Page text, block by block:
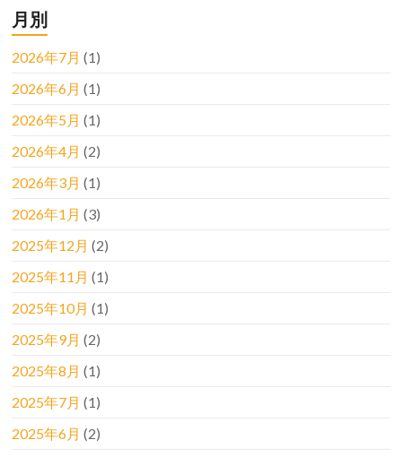
月別
2026年7月 (1)
2026年6月 (1)
2026年5月 (1)
2026年4月 (2)
2026年3月 (1)
2026年1月 (3)
2025年12月 (2)
2025年11月 (1)
2025年10月 (1)
2025年9月 (2)
2025年8月 (1)
2025年7月 (1)
2025年6月 (2)